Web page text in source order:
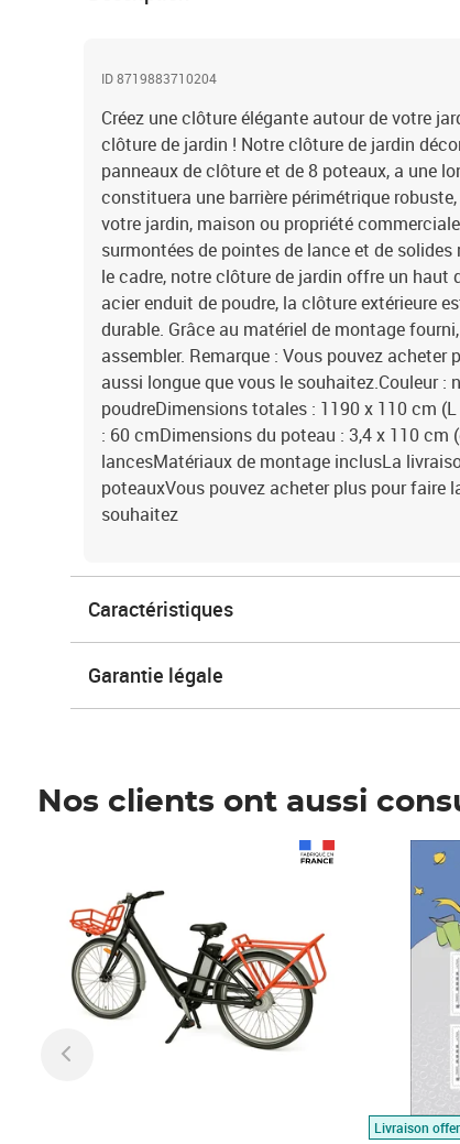
ID 8719883710204
Créez une clôture élégante autour de votre
clôture de jardin ! Notre clôture de jardin
panneaux de clôture et de 8 poteaux, a une
constituera une barrière périmétrique
votre jardin, maison ou propriété
surmontées de pointes de lance et de
le cadre, notre clôture de jardin offre un haut
acier enduit de poudre, la clôture extérieure
durable. Grâce au matériel de montage
assembler. Remarque : Vous pouvez
aussi longue que vous le souhaitez.Couleur :
poudreDimensions totales : 1190 x 110 cm
: 60 cmDimensions du poteau : 3,4 x 110 cm
lancesMatériaux de montage inclusLa
poteauxVous pouvez acheter plus pour faire
souhaitez
Caractéristiques
Garantie légale
Nos clients ont aussi
Livraison
Prix 7,50€